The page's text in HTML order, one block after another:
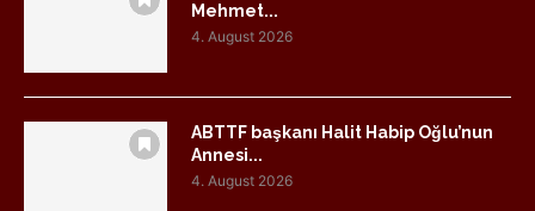
Mehmet...
4. August 2026
ABTTF başkanı Halit Habip Oğlu’nun
Annesi...
4. August 2026